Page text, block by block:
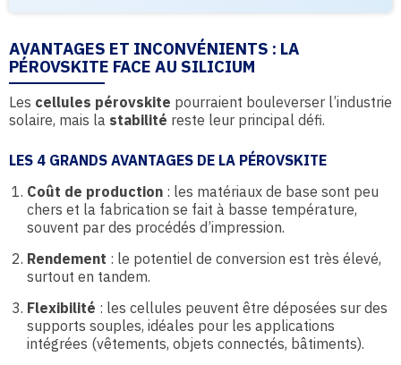
AVANTAGES ET INCONVÉNIENTS : LA
PÉROVSKITE FACE AU SILICIUM
Les cellules pérovskite pourraient bouleverser l’industrie
solaire, mais la stabilité reste leur principal défi.
LES 4 GRANDS AVANTAGES DE LA PÉROVSKITE
Coût de production : les matériaux de base sont peu
chers et la fabrication se fait à basse température,
souvent par des procédés d’impression.
Rendement : le potentiel de conversion est très élevé,
surtout en tandem.
Flexibilité : les cellules peuvent être déposées sur des
supports souples, idéales pour les applications
intégrées (vêtements, objets connectés, bâtiments).